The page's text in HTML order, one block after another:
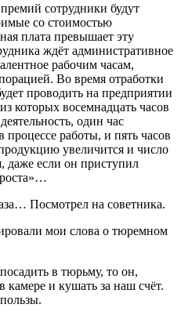
сотрудники будут
со стоимостью
плата превышает эту
ждёт административное
рабочим часам,
Во время отработки
проводить на предприятии
которых восемнадцать часов
один час
работы, и пять часов
увеличится и число
даже если он приступил
Посмотрел на советника.
мои слова о тюремном
в тюрьму, то он,
камере и кушать за наш счёт.